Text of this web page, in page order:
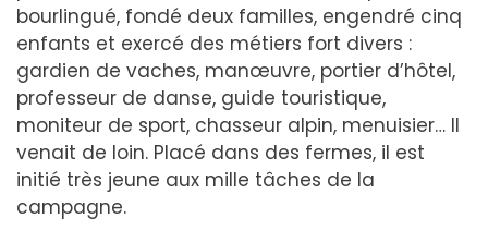
bourlingué, fondé deux familles, engendré cinq
enfants et exercé des métiers fort divers :
gardien de vaches, manœuvre, portier d’hôtel,
professeur de danse, guide touristique,
moniteur de sport, chasseur alpin, menuisier… Il
venait de loin. Placé dans des fermes, il est
initié très jeune aux mille tâches de la
campagne.